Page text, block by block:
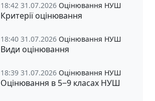
18:42 31.07.2026 Оцінювання НУШ
Критерії оцінювання
18:40 31.07.2026 Оцінювання НУШ
Види оцінювання
18:39 31.07.2026 Оцінювання НУШ
Оцінювання в 5‒9 класах НУШ